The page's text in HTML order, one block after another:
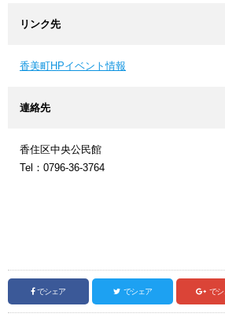
リンク先
香美町HPイベント情報
連絡先
香住区中央公民館
Tel：0796-36-3764
でシェア でシェア でシ